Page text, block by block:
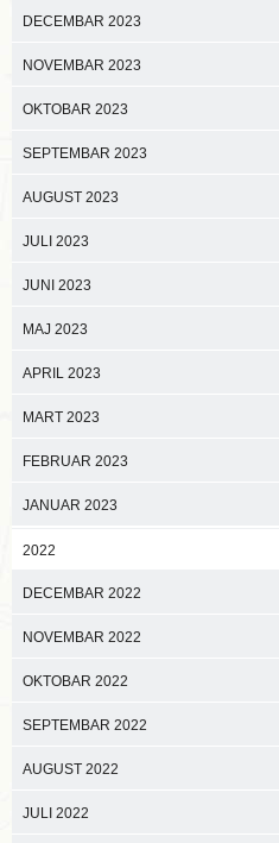
DECEMBAR 2023
NOVEMBAR 2023
OKTOBAR 2023
SEPTEMBAR 2023
AUGUST 2023
JULI 2023
JUNI 2023
MAJ 2023
APRIL 2023
MART 2023
FEBRUAR 2023
JANUAR 2023
2022
DECEMBAR 2022
NOVEMBAR 2022
OKTOBAR 2022
SEPTEMBAR 2022
AUGUST 2022
JULI 2022